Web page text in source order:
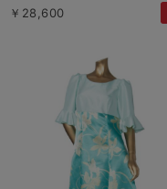
￥28,600